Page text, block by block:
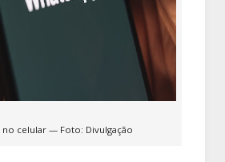
no celular — Foto: Divulgação